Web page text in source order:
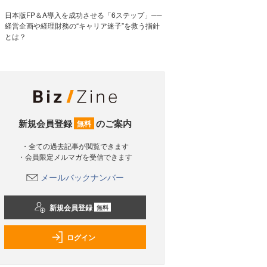
日本版FP＆A導入を成功させる「6ステップ」──
経営企画や経理財務の“キャリア迷子”を救う指針
とは？
新規会員登録 無料 のご案内
・全ての過去記事が閲覧できます
・会員限定メルマガを受信できます
メールバックナンバー
新規会員登録 無料
ログイン